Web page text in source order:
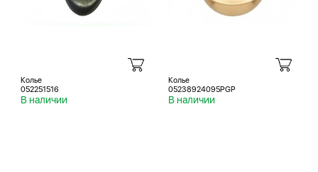
Колье
052251516
В наличии
Колье
05238924095PGP
В наличии